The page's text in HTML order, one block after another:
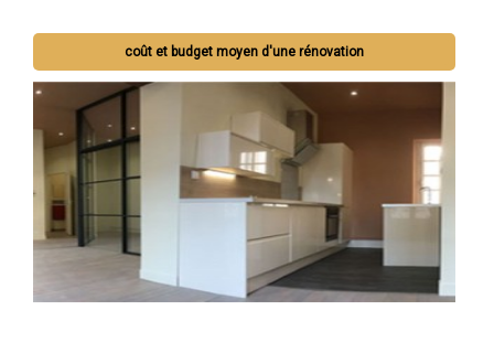
coût et budget moyen d'une rénovation